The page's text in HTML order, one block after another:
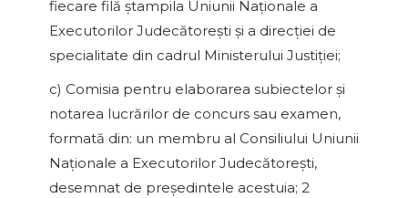
fiecare filă ştampila Uniunii Naţionale a
Executorilor Judecătoreşti şi a direcţiei de
specialitate din cadrul Ministerului Justiţiei;
c) Comisia pentru elaborarea subiectelor şi
notarea lucrărilor de concurs sau examen,
formată din: un membru al Consiliului Uniunii
Naţionale a Executorilor Judecătoreşti,
desemnat de preşedintele acestuia; 2